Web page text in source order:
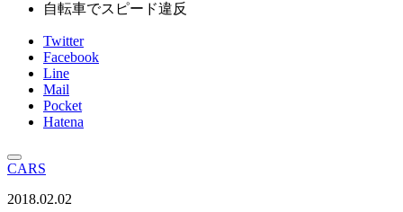
自転車でスピード違反
Twitter
Facebook
Line
Mail
Pocket
Hatena
CARS
2018.02.02